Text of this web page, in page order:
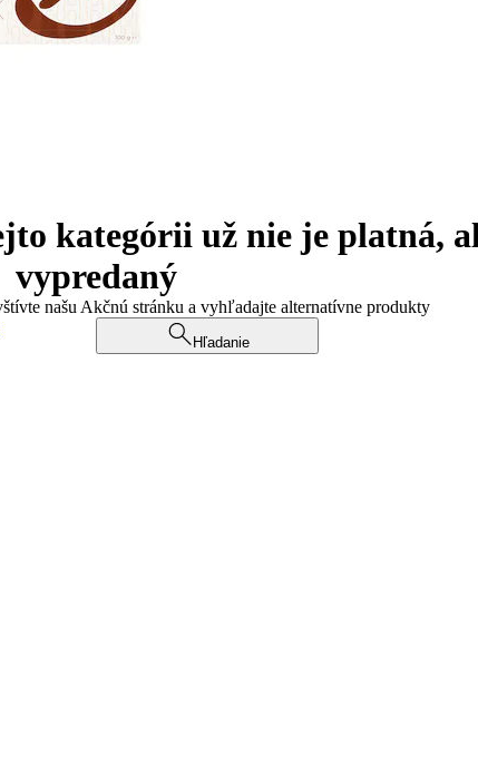
kategórii už nie je platná,
vypredaný
našu Akčnú stránku a vyhľadajte alternatívne produkty
Hľadanie